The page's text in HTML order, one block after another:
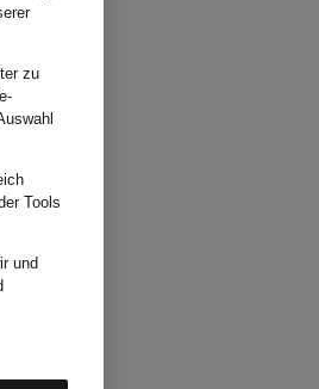
zu
Tools
und